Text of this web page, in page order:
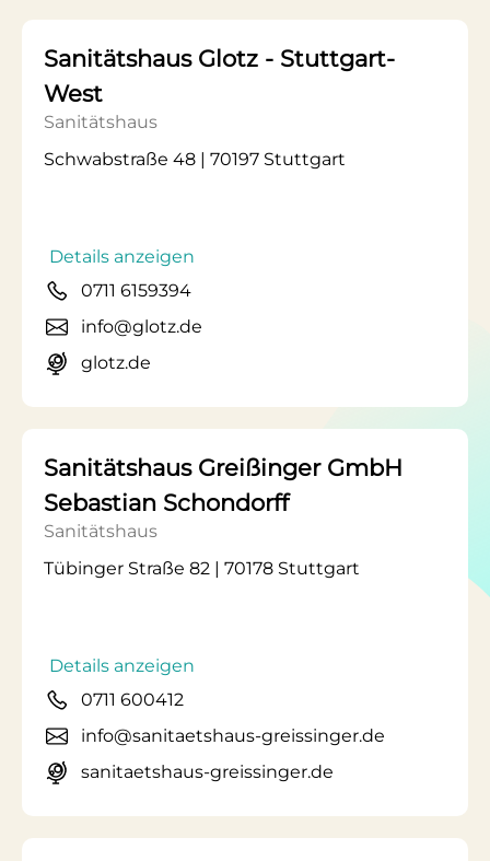
Sanitätshaus Glotz - Stuttgart-
West
Sanitätshaus
Schwabstraße 48 | 70197 Stuttgart
Details anzeigen
0711 6159394
info@glotz.de
glotz.de
Sanitätshaus Greißinger GmbH
Sebastian Schondorff
Sanitätshaus
Tübinger Straße 82 | 70178 Stuttgart
Details anzeigen
0711 600412
info@sanitaetshaus-greissinger.de
sanitaetshaus-greissinger.de